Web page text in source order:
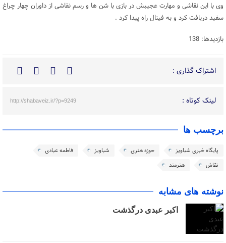
وی با این نقاشی و مهارت عجیبش در بازی با شن ها و رسم نقاشی از داوران چهار چراغ
سفید دریافت کرد و به فینال راه پیدا کرد .
بازدیدها: 138
اشتراک گذاری :
لینک کوتاه : http://shabaveiz.ir/?p=9249
برچسب ها
پایگاه خبری شباویز حوزه هنری شباویز
فاطمه عبادی
نقاش
هنرمند
نوشته های مشابه
اکبر عبدی درگذشت